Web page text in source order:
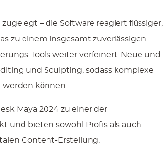
– die Software reagiert flüssiger,
zu einem insgesamt zuverlässigen
Tools weiter verfeinert: Neue und
und Sculpting, sodass komplexe
können.
Maya 2024 zu einer der
und bieten sowohl Profis als auch
Content-Erstellung.